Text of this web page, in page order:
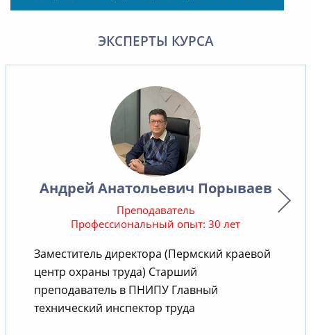
ЭКСПЕРТЫ КУРСА
Андрей Анатольевич Порываев
Преподаватель
Профессиональный опыт: 30 лет
Заместитель директора (Пермский краевой
центр охраны труда) Старший
преподаватель в ПНИПУ Главный
технический инспектор труда